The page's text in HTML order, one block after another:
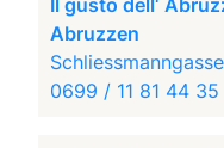
Il gusto dell‘
Abruzzen
0699 / 11 81 44 35